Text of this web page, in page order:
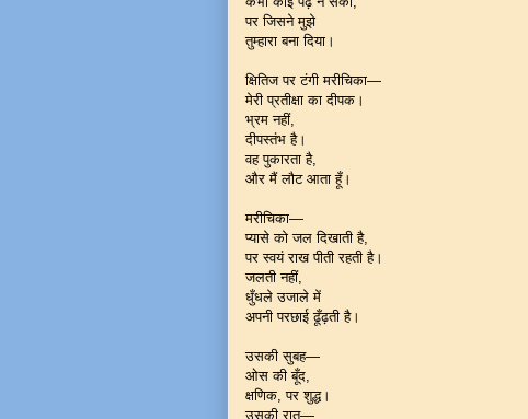
पर जिसने मुझे
तुम्हारा बना दिया।
क्षितिज पर टंगी मरीचिका—
मेरी प्रतीक्षा का दीपक।
भ्रम नहीं,
दीपस्तंभ है।
वह पुकारता है,
और मैं लौट आता हूँ।
मरीचिका—
प्यासे को जल दिखाती है,
पर स्वयं राख पीती रहती है।
जलती नहीं,
धुँधले उजाले में
अपनी परछाई ढूँढ़ती है।
उसकी सुबह—
ओस की बूँद,
क्षणिक, पर शुद्ध।
उसकी रात—